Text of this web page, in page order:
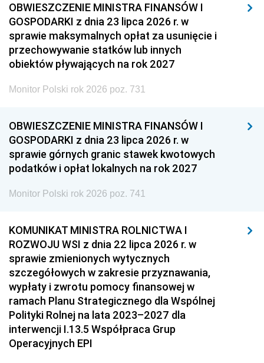
OBWIESZCZENIE MINISTRA FINANSÓW I
GOSPODARKI z dnia 23 lipca 2026 r. w
sprawie maksymalnych opłat za usunięcie i
przechowywanie statków lub innych
obiektów pływających na rok 2027
Monitor Polski rok 2026 poz. 731
OBWIESZCZENIE MINISTRA FINANSÓW I
GOSPODARKI z dnia 23 lipca 2026 r. w
sprawie górnych granic stawek kwotowych
podatków i opłat lokalnych na rok 2027
Monitor Polski rok 2026 poz. 741
KOMUNIKAT MINISTRA ROLNICTWA I
ROZWOJU WSI z dnia 22 lipca 2026 r. w
sprawie zmienionych wytycznych
szczegółowych w zakresie przyznawania,
wypłaty i zwrotu pomocy finansowej w
ramach Planu Strategicznego dla Wspólnej
Polityki Rolnej na lata 2023–2027 dla
interwencji I.13.5 Współpraca Grup
Operacyjnych EPI